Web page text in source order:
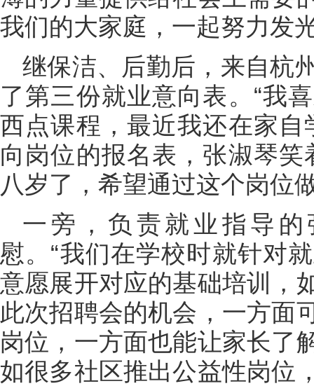
我们的大家庭，一起努力发
继保洁、后勤后，来自杭
了第三份就业意向表。“我
西点课程，最近我还在家自
向岗位的报名表，张淑琴
八岁了，希望通过这个岗位
一旁，负责就业指导
慰。“我们在学校时就针对
意愿展开对应的基础培训，
此次招聘会的机会，一方面
岗位，一方面也能让家长了
如很多社区推出公益性岗位